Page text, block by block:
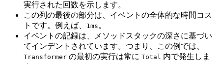
実行された回数を示します。
この列の最後の部分は、イベントの全体的な時間コス
トです。例えば、
1ms 。
イベントの記録は、メソッドスタックの深さに基づい
てインデントされています。つまり、この例では、
Transformer の最初の実行は常に Total 内で発生しま